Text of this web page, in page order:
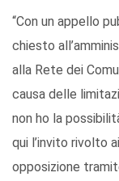
“Con un appello
chiesto
alla Rete dei
causa delle
non ho la
qui l’invito rivolto
opposizione